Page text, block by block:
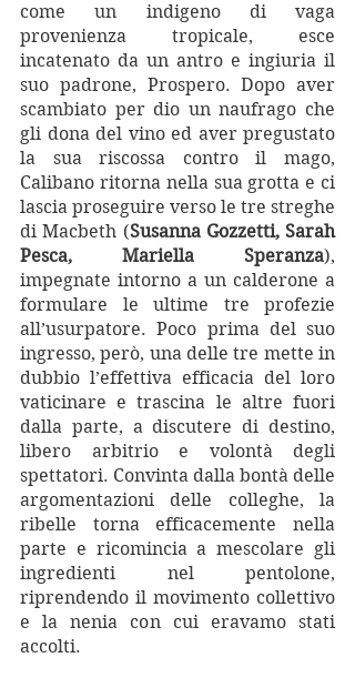
come un indigeno di vaga
provenienza tropicale, esce
incatenato da un antro e ingiuria il
suo padrone, Prospero. Dopo aver
scambiato per dio un naufrago che
gli dona del vino ed aver pregustato
la sua riscossa contro il mago,
Calibano ritorna nella sua grotta e ci
lascia proseguire verso le tre streghe
di Macbeth (Susanna Gozzetti, Sarah
Pesca, Mariella Speranza),
impegnate intorno a un calderone a
formulare le ultime tre profezie
all’usurpatore. Poco prima del suo
ingresso, però, una delle tre mette in
dubbio l’effettiva efficacia del loro
vaticinare e trascina le altre fuori
dalla parte, a discutere di destino,
libero arbitrio e volontà degli
spettatori. Convinta dalla bontà delle
argomentazioni delle colleghe, la
ribelle torna efficacemente nella
parte e ricomincia a mescolare gli
ingredienti nel pentolone,
riprendendo il movimento collettivo
e la nenia con cui eravamo stati
accolti.